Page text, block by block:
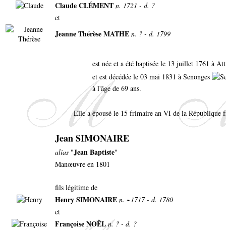
Claude CLÉMENT n. 1721 - d. ?
et
Jeanne Thérèse MATHE n. ? - d. 1799
est née et a été baptisée le 13 juillet 1761 à
et est décédée le 03 mai 1831 à Senonges
à l'âge de 69 ans.
Elle a épousé le 15 frimaire an VI de la République
Jean SIMONAIRE
alias "Jean Baptiste"
Manœuvre en 1801
fils légitime de
Henry SIMONAIRE n. ~1717 - d. 1780
et
Françoise NOËLn. ? - d. ?